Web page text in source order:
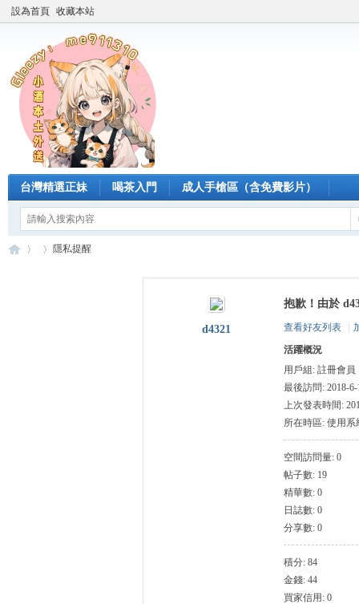
設為首頁 收藏本站
台灣精選正妹 喝茶入門 成人手槍區（含免費影片）
隱私提醒
d4321
抱歉！由於
查看好友列表
活躍概況
用戶組: 註冊會員
最後訪問: 2018-6-
上次發表時間:
所在時區: 使用系
空間訪問量: 0
帖子數: 19
精華數: 0
日誌數: 0
分享數: 0
積分: 84
金錢: 44
買家信用: 0